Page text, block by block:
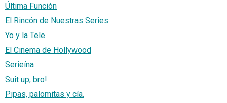
Última Función
El Rincón de Nuestras Series
Yo y la Tele
El Cinema de Hollywood
Serieína
Suit up, bro!
Pipas, palomitas y cía.